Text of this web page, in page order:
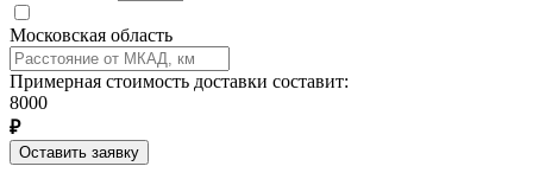
Московская область
Примерная стоимость доставки составит:
8000
₽
Оставить заявку